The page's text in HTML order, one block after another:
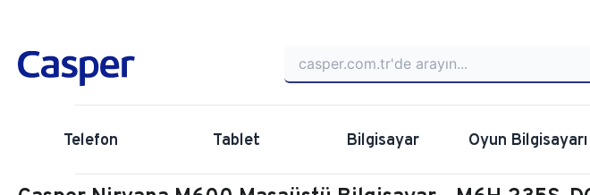
Telefon Tablet Bilgisayar Oyun Bilgisayarı